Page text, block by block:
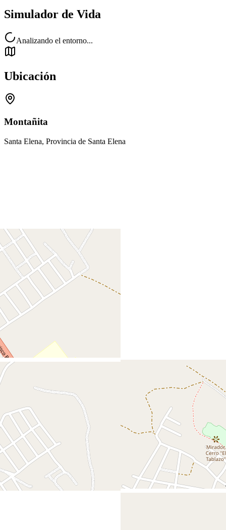
Simulador de Vida
Analizando el entorno...
Ubicación
Montañita
Santa Elena, Provincia de Santa Elena